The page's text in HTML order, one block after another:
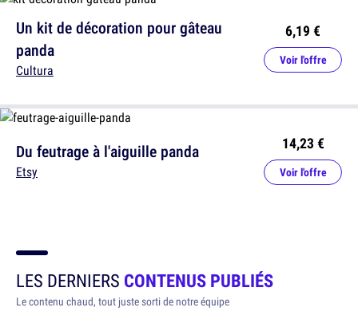
Un kit de décoration pour gâteau
panda
Cultura
6,19 €
Voir l'offre
Du feutrage à l'aiguille panda
Etsy
14,23 €
Voir l'offre
LES DERNIERS CONTENUS PUBLIÉS
Le contenu chaud, tout juste sorti de notre équipe